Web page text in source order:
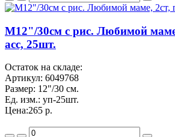
M12"/30см с рис. Любимой
асс, 25шт.
Остаток на складе:
Артикул: 6049768
Размер: 12"/30 см.
Ед. изм.: уп-25шт.
Цена:265 р.